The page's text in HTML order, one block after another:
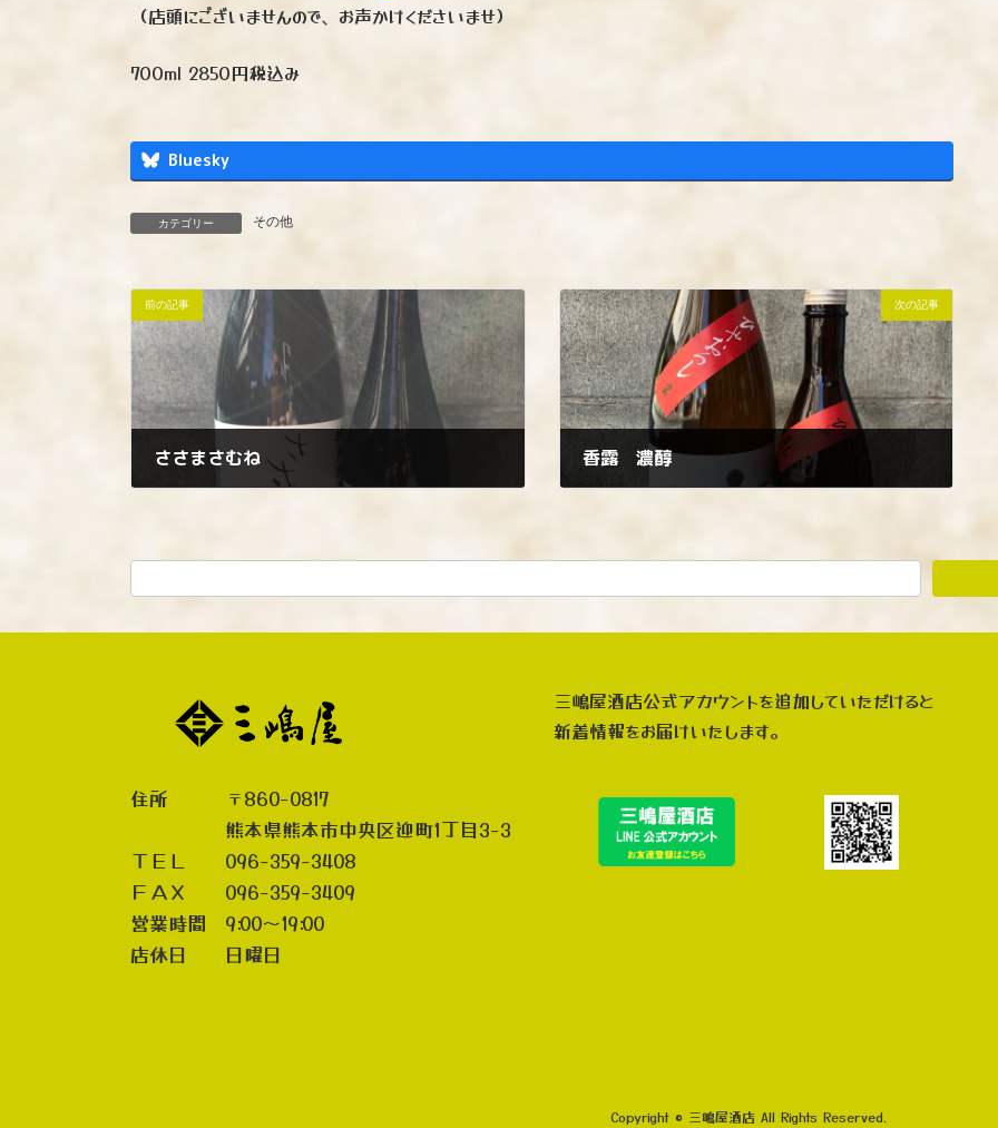
（店頭にございませんので、お声かけくださいませ）
700ml 2850円税込み
Bluesky
カテゴリー その他
前の記事
ささまさむね
次の記事
香露 濃醇
住所 〒860-0817
熊本県熊本市中央区迎町1丁目3-3
ＴＥＬ 096-359-3408
ＦＡＸ 096-359-3409
営業時間 9:00～19:00
店休日 日曜日
三嶋屋酒店公式アカウントを追加していただけると
新着情報をお届けいたします。
Copyright © 三嶋屋酒店 All Rights Reserved.